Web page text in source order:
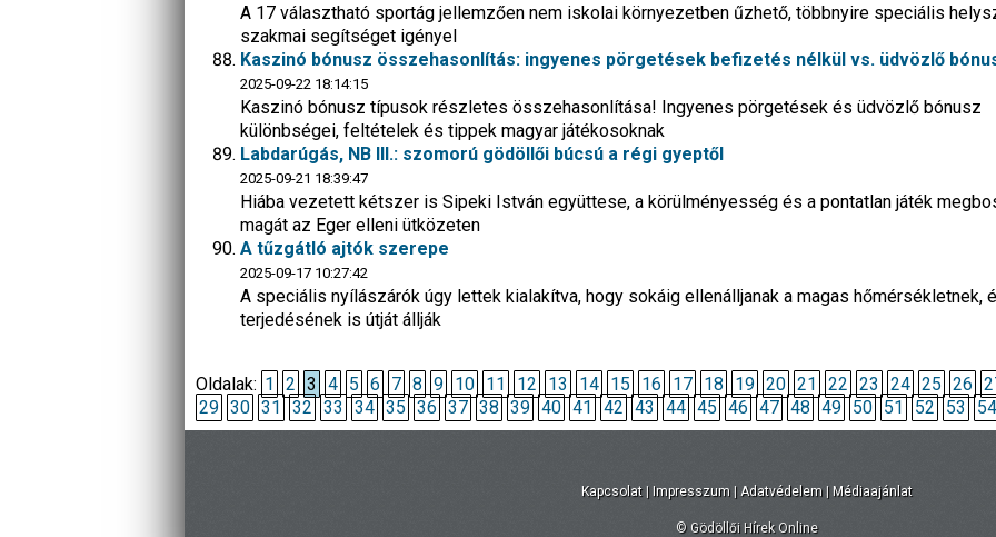
A 17 választható sportág jellemzően nem iskolai környezetben űzhető, többnyire speciális
szakmai segítséget igényel
Kaszinó bónusz összehasonlítás: ingyenes pörgetések befizetés nélkül vs. üdvözlő
2025-09-22 18:14:15
Kaszinó bónusz típusok részletes összehasonlítása! Ingyenes pörgetések és üdvözlő bónusz
különbségei, feltételek és tippek magyar játékosoknak
Labdarúgás, NB III.: szomorú gödöllői búcsú a régi gyeptől
2025-09-21 18:39:47
Hiába vezetett kétszer is Sipeki István együttese, a körülményesség és a pontatlan játék
magát az Eger elleni ütközeten
A tűzgátló ajtók szerepe
2025-09-17 10:27:42
A speciális nyílászárók úgy lettek kialakítva, hogy sokáig ellenálljanak a magas hőmérsékletnek,
terjedésének is útját állják
Oldalak: 1 2 3 4 5 6 7 8 9 10 11 12 13 14 15 16 17 18 19 20 21 22 23 24 25 26
29 30 31 32 33 34 35 36 37 38 39 40 41 42 43 44 45 46 47 48 49 50 51 52 53 54
Kapcsolat | Impresszum | Adatvédelem | Médiaajánlat
© Gödöllői Hírek Online